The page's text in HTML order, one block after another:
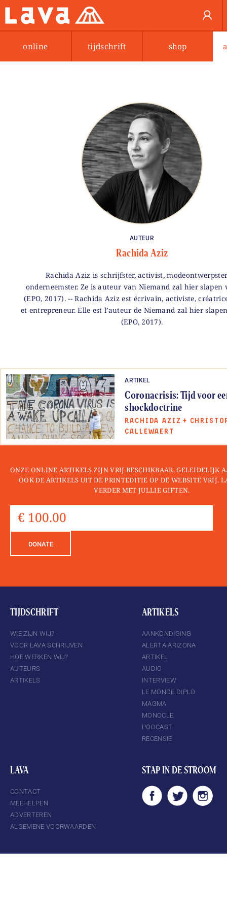
online tijdschrift shop
AUTEUR
Rachida Aziz
Rachida Aziz is schrijfster, activist,
onderneemster. Ze is auteur van Niemand zal hier slapen
(EPO, 2017). -- Rachida Aziz est écrivain, activiste,
et entrepreneur. Elle est l’auteur de Niemand zal hier
(EPO, 2017).
ARTIKEL
Coronacrisis: Tijd voor
shockdoctrine
RACHIDA AZIZ +
CALLEWAERT
ONZE ONLINE ARTIKELS ZIJN VRIJ BESCHIKBAAR. GELEIDELIJK
OOK DE ARTIKELS UIT DE PRINTEDITIE OP DE WEBSITE VRIJ.
VERDER MET JULLIE GIFTEN.
DONATE
TIJDSCHRIFT
WIE ZIJN WIJ?
VOOR LAVA SCHRIJVEN
HOE WERKEN WIJ?
AUTEURS
ARTIKELS
ARTIKELS
AANKONDIGING
ALERTA ARIZONA
ARTIKEL
AUDIO
INTERVIEW
LE MONDE DIPLO
MAGMA
MONOCLE
PODCAST
RECENSIE
LAVA
CONTACT
MEEHELPEN
ADVERTEREN
ALGEMENE VOORWAARDEN
STAP IN DE STROOM